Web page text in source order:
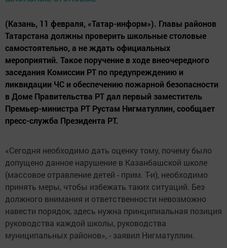
(Казань, 11 февраля, «Татар-информ»). Главы районов
Татарстана должны проверить школьные столовые
самостоятельно, а не ждать официальных
мероприятий. Такое поручение в ходе внеочередного
заседания Комиссии РТ по предупреждению и
ликвидации ЧС и обеспечению пожарной безопасности
в Доме Правительства РТ дал первый заместитель
Премьер-министра РТ Рустам Нигматуллин, сообщает
пресс-служба Президента РТ.
«Сегодня необходимо дать оценку тому, почему было
допущено данное нарушение в Казанбашской школе
(массовое отравление детей - прим. Т-и), необходимо
принять меры, чтобы избежать таких ситуаций. Без
должного внимания и ответственности невозможно
навести порядок, здесь нужна принципиальная позиция
руководства каждой школы, руководства
муниципальных районов», - заявил Нигматуллин.